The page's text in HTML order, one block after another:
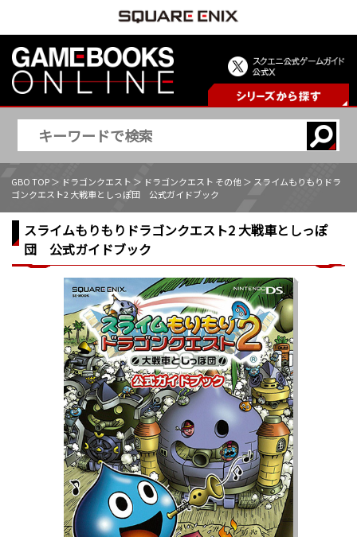
GBO TOP＞ ドラゴンクエスト ＞ ドラゴンクエスト その他＞ スライムもりもりドラ
ゴンクエスト2 大戦車としっぽ団 公式ガイドブック
スライムもりもりドラゴンクエスト2 大戦車としっぽ
団 公式ガイドブック